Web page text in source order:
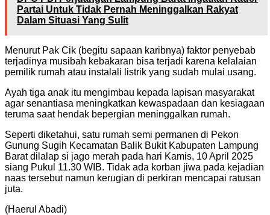
Partai Untuk Tidak Pernah Meninggalkan Rakyat
Dalam Situasi Yang Sulit
Menurut Pak Cik (begitu sapaan karibnya) faktor penyebab
terjadinya musibah kebakaran bisa terjadi karena kelalaian
pemilik rumah atau instalali listrik yang sudah mulai usang.
Ayah tiga anak itu mengimbau kepada lapisan masyarakat
agar senantiasa meningkatkan kewaspadaan dan kesiagaan
teruma saat hendak bepergian meninggalkan rumah.
Seperti diketahui, satu rumah semi permanen di Pekon
Gunung Sugih Kecamatan Balik Bukit Kabupaten Lampung
Barat dilalap si jago merah pada hari Kamis, 10 April 2025
siang Pukul 11.30 WIB. Tidak ada korban jiwa pada kejadian
naas tersebut namun kerugian di perkiran mencapai ratusan
juta.
(Haerul Abadi)